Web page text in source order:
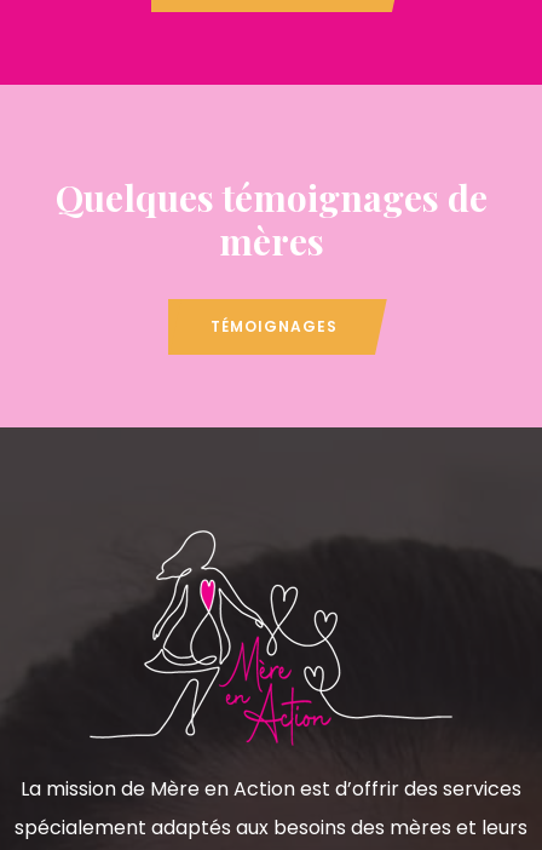
Quelques témoignages de
mères
TÉMOIGNAGES
La mission de Mère en Action est d’offrir des services
spécialement adaptés aux besoins des mères et leurs